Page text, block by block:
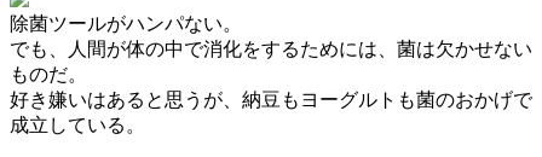
除菌ツールがハンパない。
でも、人間が体の中で消化をするためには、菌は欠かせない
ものだ。
好き嫌いはあると思うが、納豆もヨーグルトも菌のおかげで
成立している。